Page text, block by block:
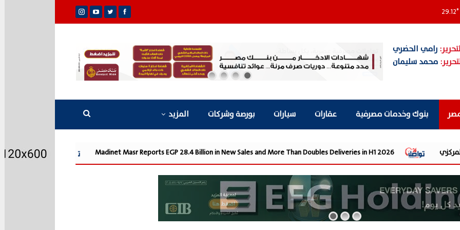
°
29.12
رامي الحضري
محمد سليمان
بنوك وخدمات مصرفية عقارات سيارات بورصة وشركات المزيد
Madinet Masr Reports EGP 28.4 Billion in New Sales and More Than Doubles Deliveries in مدينة مصر تسجل مبيعات جديدة بقيمة 28.4 مليار جنيه وتضاعف معدلات التسليم خلال النصف الأول من 2026